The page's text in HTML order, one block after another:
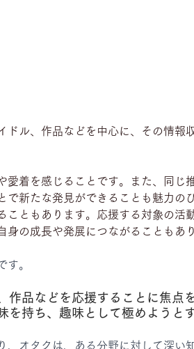
ル、作品などを中心に、その情報
着を感じることです。また、同じ
新たな発見ができることも魅力の
こともあります。応援する対象の活
の成長や発展につながることもあ
す。
作品などを応援することに焦点
を持ち、趣味として極めようと
オタクは、ある分野に対して深い